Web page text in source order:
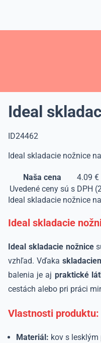
Ideal
ID24462
Ideal skladacie nožnice
Naša cena
4.09 €
Uvedené ceny sú s DPH
Ideal skladacie nožnice
Ideal skladacie
Ideal skladacie nožnice
vzhľad. Vďaka
balenia je aj praktické
cestách alebo pri práci
Vlastnosti produktu:
Materiál: kov s lesklým